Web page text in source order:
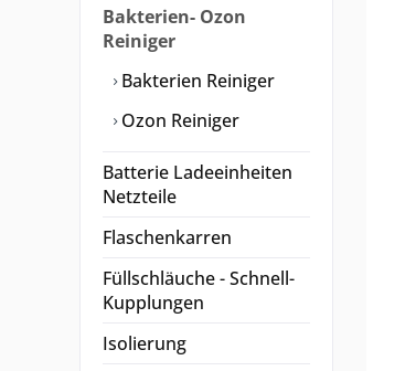
Bakterien- Ozon
Reiniger
Bakterien Reiniger
Ozon Reiniger
Batterie Ladeeinheiten
Netzteile
Flaschenkarren
Füllschläuche - Schnell-
Kupplungen
Isolierung